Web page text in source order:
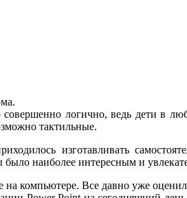
логично, ведь дети в
тактильные.
изготавливать
наиболее интересным и
компьютере. Все давно уже